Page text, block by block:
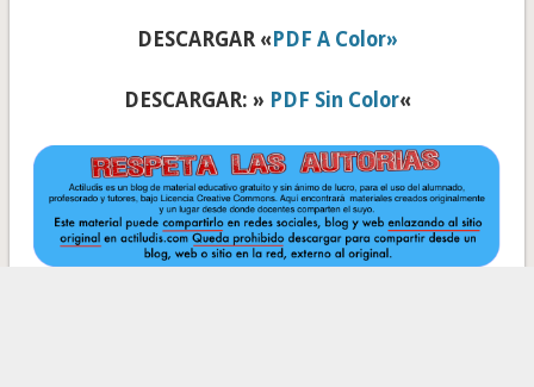
DESCARGAR «PDF A Color»
DESCARGAR: » PDF Sin Color«